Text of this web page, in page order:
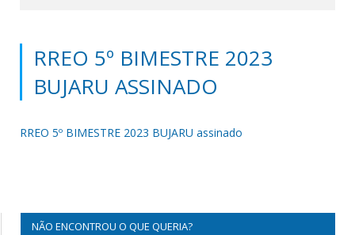
RREO 5º BIMESTRE 2023
BUJARU ASSINADO
RREO 5º BIMESTRE 2023 BUJARU assinado
NÃO ENCONTROU O QUE QUERIA?